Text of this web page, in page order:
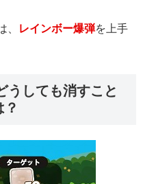
、 レインボー爆弾を上手
うしても消すこと